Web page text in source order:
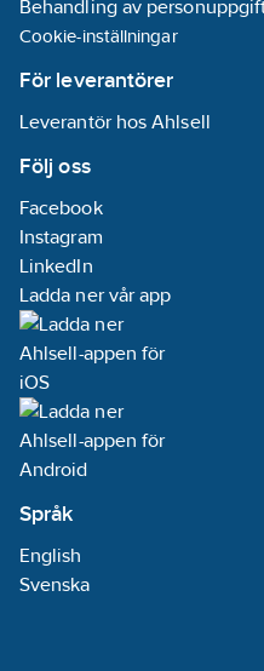
Behandling av
Cookie-inställningar
För leverantörer
Leverantör hos Ahlsell
Följ oss
Facebook
Instagram
LinkedIn
Ladda ner vår app
Språk
English
Svenska